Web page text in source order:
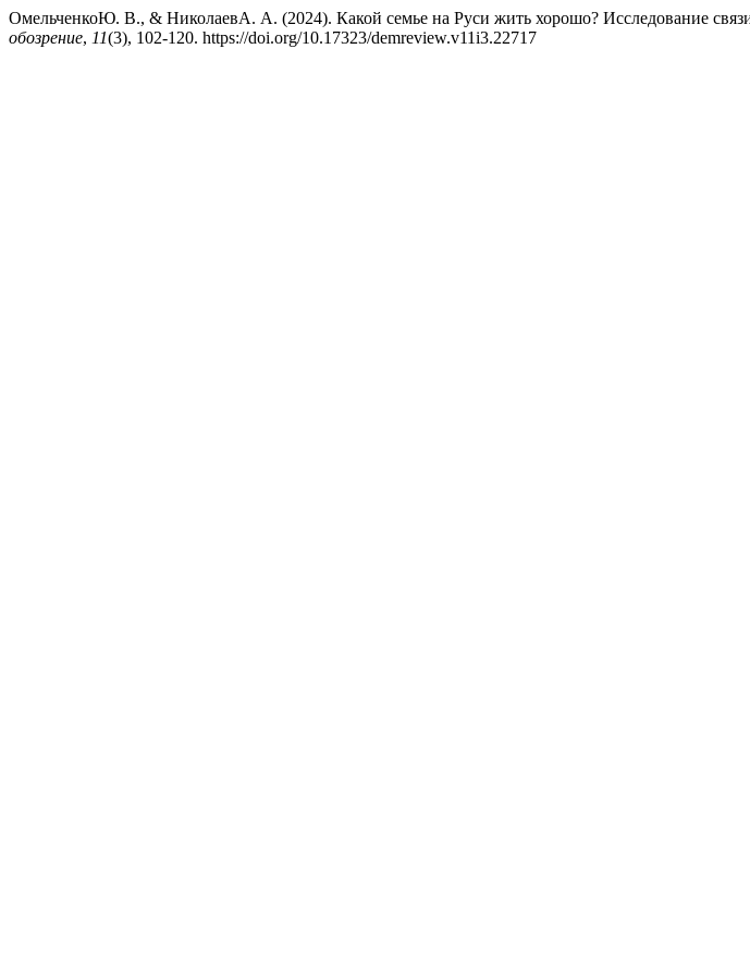
ОмельченкоЮ. В., & НиколаевА. А. (2024). Какой семье на Руси жить хорошо? Исследование
обозрение, 11(3), 102-120. https://doi.org/10.17323/demreview.v11i3.22717